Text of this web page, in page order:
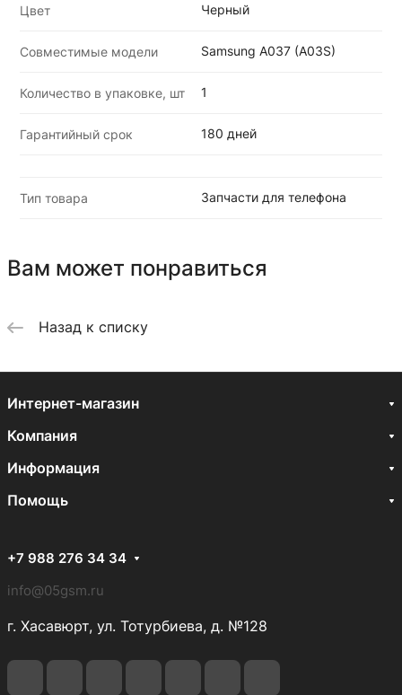
Цвет Черный
Совместимые модели Samsung A037 (A03S)
Количество в упаковке, шт 1
Гарантийный срок 180 дней
Тип товара Запчасти для телефона
Вам может понравиться
Назад к списку
Интернет-магазин
Компания
Информация
Помощь
+7 988 276 34 34
info@05gsm.ru
г. Хасавюрт, ул. Тотурбиева, д. №128